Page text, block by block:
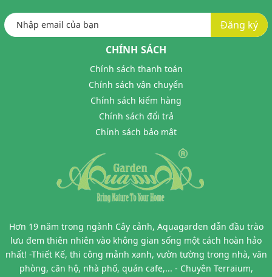
Đăng ký
CHÍNH SÁCH
Chính sách thanh toán
Chính sách vận chuyển
Chính sách kiểm hàng
Chính sách đổi trả
Chính sách bảo mật
Hơn 19 năm trong ngành Cây cảnh, Aquagarden dẫn đầu trào
lưu đem thiên nhiên vào không gian sống một cách hoàn hảo
nhất! -Thiết Kế, thi công mảnh xanh, vườn tường trong nhà, văn
phòng, căn hộ, nhà phố, quán cafe,... - Chuyên Terraium,